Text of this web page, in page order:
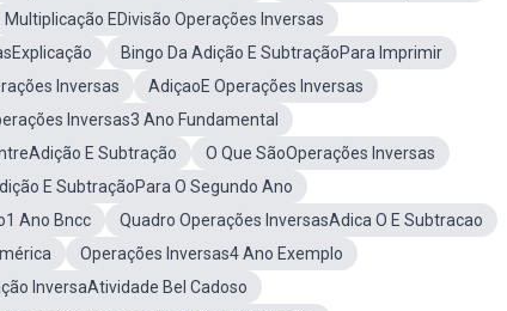
Multiplicação EDivisão Operações Inversas
Bingo Da Adição E SubtraçãoPara Imprimir
Inversas
AdiçaoE Operações Inversas
Inversas3 Ano Fundamental
E Subtração
O Que SãoOperações Inversas
E SubtraçãoPara O Segundo Ano
Ano Bncc
Quadro Operações InversasAdica O E Subtracao
Operações Inversas4 Ano Exemplo
InversaAtividade Bel Cadoso